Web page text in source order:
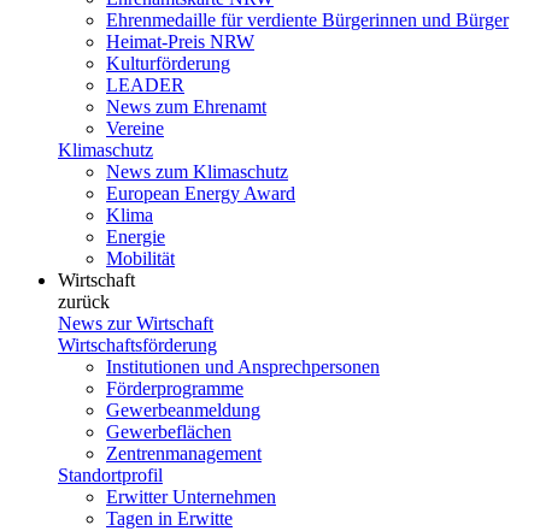
Ehrenmedaille für verdiente Bürgerinnen und Bürger
Heimat-Preis NRW
Kulturförderung
LEADER
News zum Ehrenamt
Vereine
Klimaschutz
News zum Klimaschutz
European Energy Award
Klima
Energie
Mobilität
Wirtschaft
zurück
News zur Wirtschaft
Wirtschaftsförderung
Institutionen und Ansprechpersonen
Förderprogramme
Gewerbeanmeldung
Gewerbeflächen
Zentrenmanagement
Standortprofil
Erwitter Unternehmen
Tagen in Erwitte